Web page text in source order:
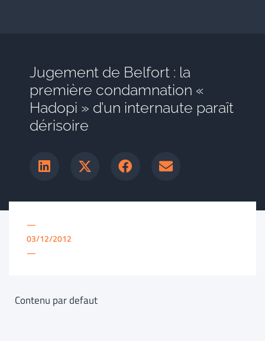
Jugement de Belfort : la
première condamnation «
Hadopi » d’un internaute paraît
dérisoire
—
03/12/2012
—
Contenu par defaut